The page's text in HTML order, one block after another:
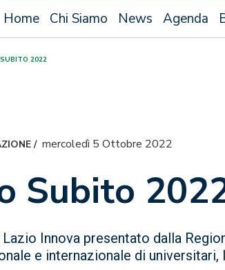
Home Chi Siamo News Agenda
2022
/ mercoledì 5 Ottobre 2022
Subito
Innova presentato dalla
e internazionale di universitari,